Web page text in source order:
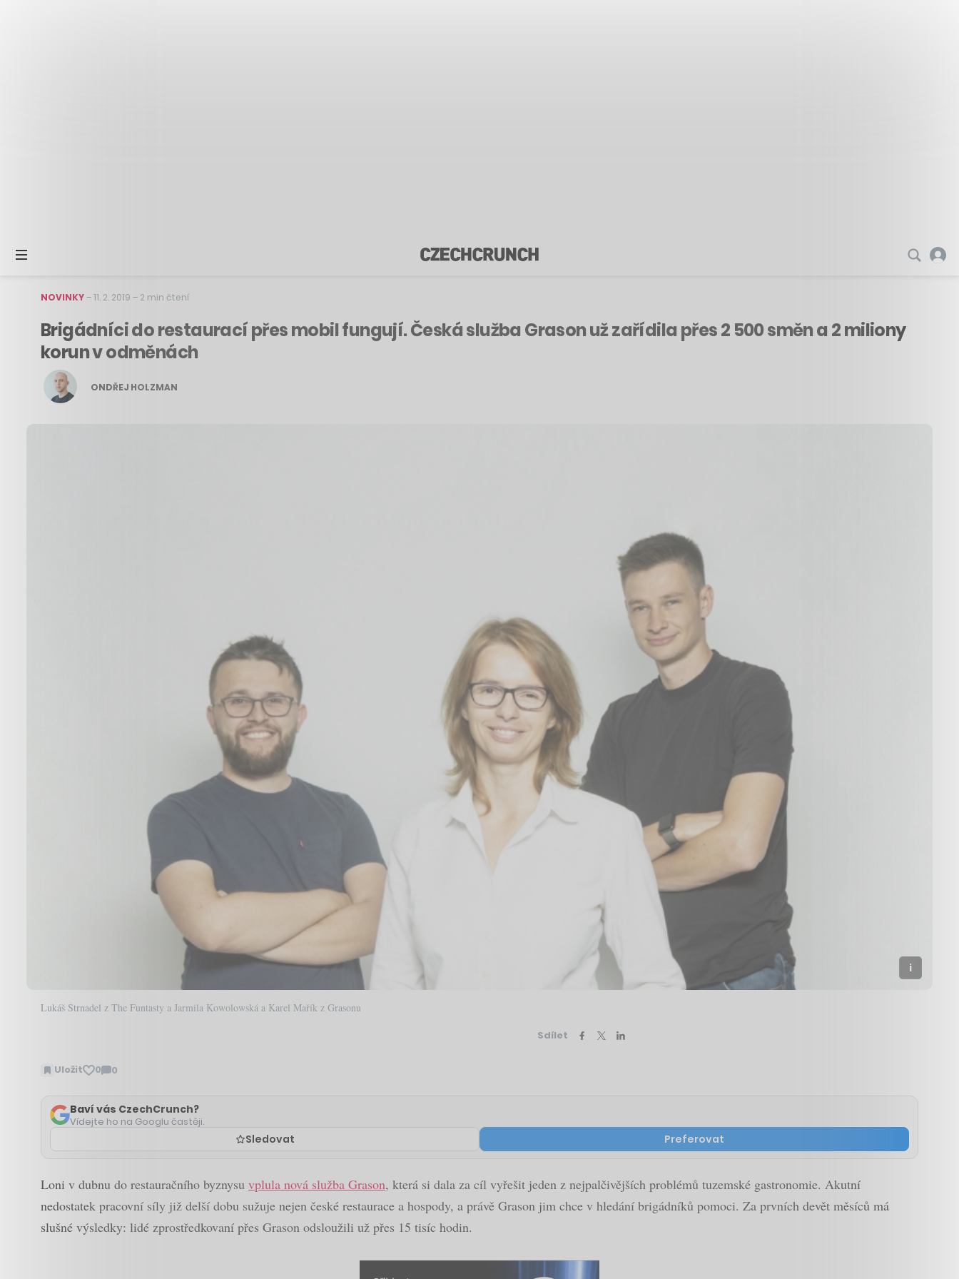
NOVINKY–11. 2. 2019 – 2 min čtení
Brigádníci do restaurací přes mobil fungují. Česká služba Grason už zařídila přes 2 500 směn a 2 miliony
korun v odměnách
ONDŘEJ HOLZMAN
Lukáš Strnadel z The Funtasty a Jarmila Kowolowská a Karel Mařík z Grasonu
Sdílet
Uložit 0 0
Zobrazit
Baví vás CzechCrunch?
Vídejte ho na Googlu častěji.
Sledovat Preferovat
Loni v dubnu do restauračního byznysu vplula nová služba Grason, která si dala za cíl vyřešit jeden z nejpalčivějších problémů tuzemské gastronomie. Akutní
nedostatek pracovní síly již delší dobu sužuje nejen české restaurace a hospody, a právě Grason jim chce v hledání brigádníků pomoci. Za prvních devět měsíců má
slušné výsledky: lidé zprostředkovaní přes Grason odsloužili už přes 15 tisíc hodin.